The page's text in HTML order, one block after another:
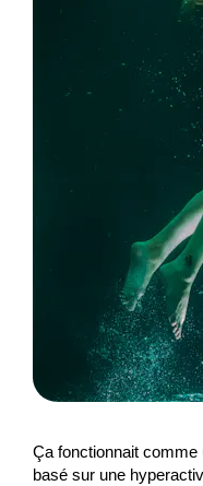
Ça fonctionnait comme
basé sur une